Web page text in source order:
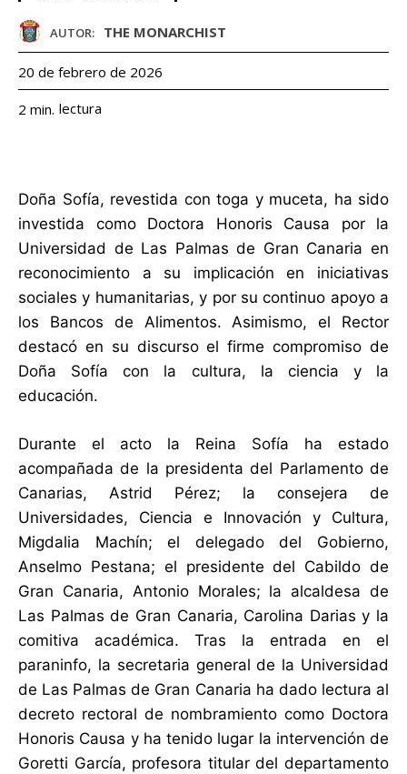
AUTOR: THE MONARCHIST
20 de febrero de 2026
2 min. lectura
Doña Sofía, revestida con toga y muceta, ha sido
investida como Doctora Honoris Causa por la
Universidad de Las Palmas de Gran Canaria en
reconocimiento a su implicación en iniciativas
sociales y humanitarias, y por su continuo apoyo a
los Bancos de Alimentos. Asimismo, el Rector
destacó en su discurso el firme compromiso de
Doña Sofía con la cultura, la ciencia y la
educación.​​
Durante el acto la Reina Sofía ha estado
acompañada de la presidenta del Parlamento de
Canarias, Astrid Pérez; la consejera de
Universidades, Ciencia e Innovación y Cultura,
Migdalia Machín; el delegado del Gobierno,
Anselmo Pestana; el presidente del Cabildo de
Gran Canaria, Antonio Morales; la alcaldesa de
Las Palmas de Gran Canaria, Carolina Darias y la
comitiva académica. Tras la entrada en el
paraninfo, la secretaria general de la Universidad
de Las Palmas de Gran Canaria ha dado lectura al
decreto rectoral de nombramiento como Doctora
Honoris Causa y ha tenido lugar la intervención de
Goretti García, profesora titular del departamento